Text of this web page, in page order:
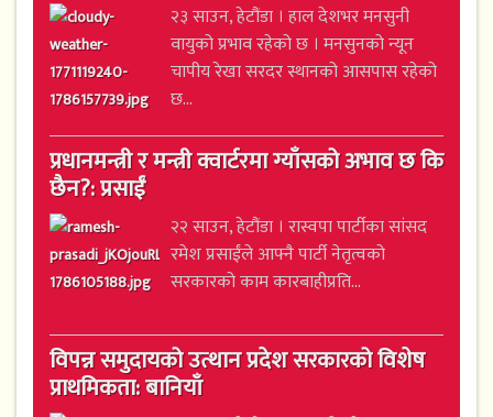
२३ साउन, हेटौंडा । हाल देशभर मनसुनी
वायुको प्रभाव रहेको छ । मनसुनको न्यून
चापीय रेखा सरदर स्थानको आसपास रहेको
छ...
प्रधानमन्त्री र मन्त्री क्वार्टरमा ग्याँसको अभाव छ कि
छैन?: प्रसाईं
२२ साउन, हेटौंडा । रास्वपा पार्टीका सांसद
रमेश प्रसाईंले आफ्नै पार्टी नेतृत्वको
सरकारको काम कारबाहीप्रति...
विपन्न समुदायको उत्थान प्रदेश सरकारको विशेष
प्राथमिकता: बानियाँ